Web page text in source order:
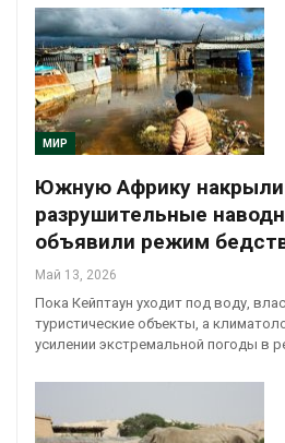
МИР
Южную Африку накрыли
разрушительные
объявили режим
Май 13, 2026
Пока Кейптаун уходит под воду,
туристические объекты, а
усилении экстремальной погоды в